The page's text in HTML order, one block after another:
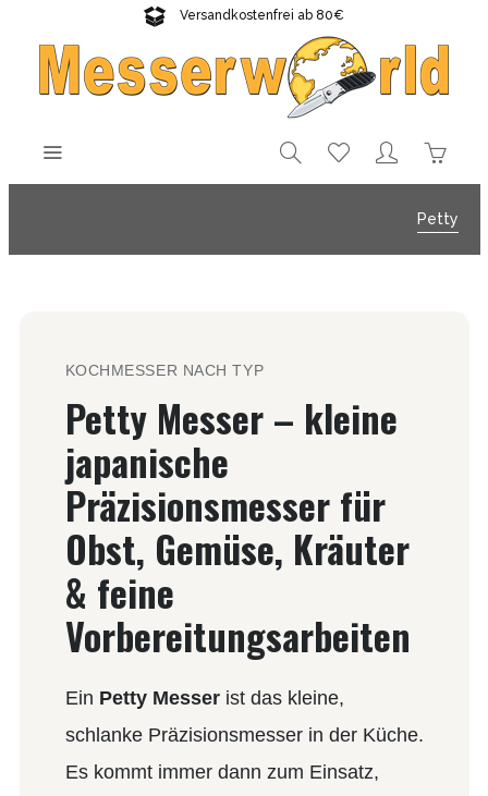
Versandkostenfrei ab 80€
Gratisversand sichern!
Petty
KOCHMESSER NACH TYP
Petty Messer – kleine
japanische
Präzisionsmesser für
Obst, Gemüse, Kräuter
& feine
Vorbereitungsarbeiten
Ein Petty Messerist das kleine,
schlanke Präzisionsmesser in der Küche.
Es kommt immer dann zum Einsatz,